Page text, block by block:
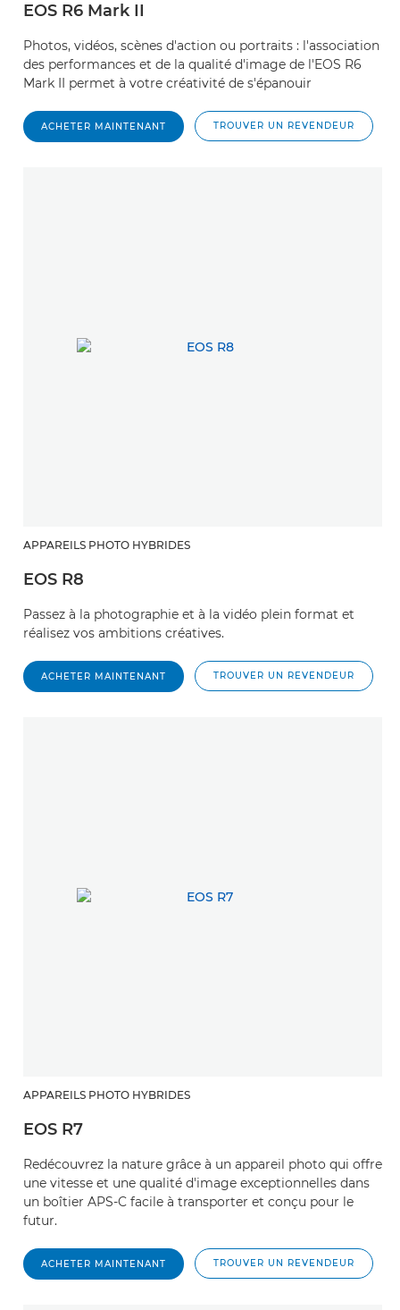
EOS R6 Mark II
Photos, vidéos, scènes d'action ou portraits : l'association
des performances et de la qualité d'image de l'EOS R6
Mark II permet à votre créativité de s'épanouir
ACHETER MAINTENANT TROUVER UN REVENDEUR
APPAREILS PHOTO HYBRIDES
EOS R8
Passez à la photographie et à la vidéo plein format et
réalisez vos ambitions créatives.
ACHETER MAINTENANT TROUVER UN REVENDEUR
APPAREILS PHOTO HYBRIDES
EOS R7
Redécouvrez la nature grâce à un appareil photo qui offre
une vitesse et une qualité d'image exceptionnelles dans
un boîtier APS-C facile à transporter et conçu pour le
futur.
ACHETER MAINTENANT TROUVER UN REVENDEUR